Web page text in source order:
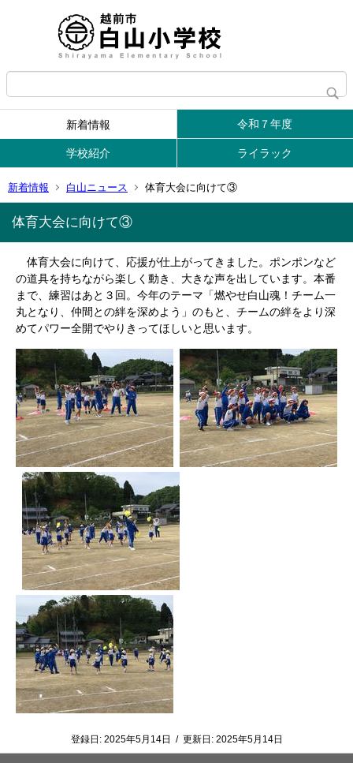
新着情報 令和７年度
学校紹介 ライラック
新着情報 白山ニュース 体育大会に向けて③
体育大会に向けて③
体育大会に向けて、応援が仕上がってきました。ポンポンなど
の道具を持ちながら楽しく動き、大きな声を出しています。本番
まで、練習はあと３回。今年のテーマ「燃やせ白山魂！チーム一
丸となり、仲間との絆を深めよう」のもと、チームの絆をより深
めてパワー全開でやりきってほしいと思います。
登録日: 2025年5月14日 / 更新日: 2025年5月14日